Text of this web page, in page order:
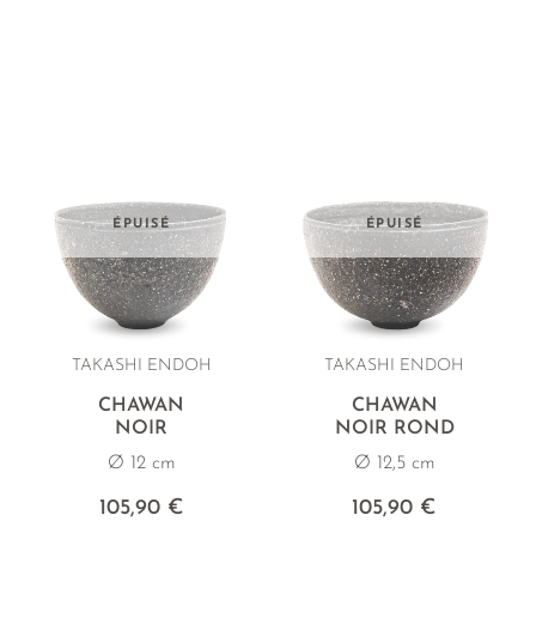
ÉPUISÉ
TAKASHI ENDOH
CHAWAN
NOIR
Ø 12 cm
105,90 €
ÉPUISÉ
TAKASHI ENDOH
CHAWAN
NOIR ROND
Ø 12,5 cm
105,90 €